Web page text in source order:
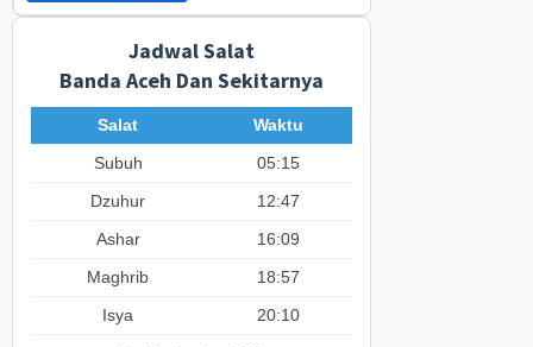
Jadwal Salat
Banda Aceh Dan Sekitarnya
Salat
Waktu
Subuh
05:15
Dzuhur
12:47
Ashar
16:09
Maghrib
18:57
Isya
20:10